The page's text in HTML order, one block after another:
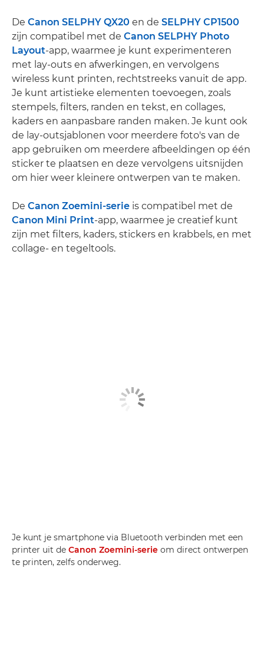
De Canon SELPHY QX20 en de SELPHY CP1500
zijn compatibel met de Canon SELPHY Photo
Layout-app, waarmee je kunt experimenteren
met lay-outs en afwerkingen, en vervolgens
wireless kunt printen, rechtstreeks vanuit de app.
Je kunt artistieke elementen toevoegen, zoals
stempels, filters, randen en tekst, en collages,
kaders en aanpasbare randen maken. Je kunt ook
de lay-outsjablonen voor meerdere foto's van de
app gebruiken om meerdere afbeeldingen op één
sticker te plaatsen en deze vervolgens uitsnijden
om hier weer kleinere ontwerpen van te maken.
De Canon Zoemini-serie is compatibel met de
Canon Mini Print-app, waarmee je creatief kunt
zijn met filters, kaders, stickers en krabbels, en met
collage- en tegeltools.
Je kunt je smartphone via Bluetooth verbinden met een
printer uit de Canon Zoemini-serie om direct ontwerpen
te printen, zelfs onderweg.